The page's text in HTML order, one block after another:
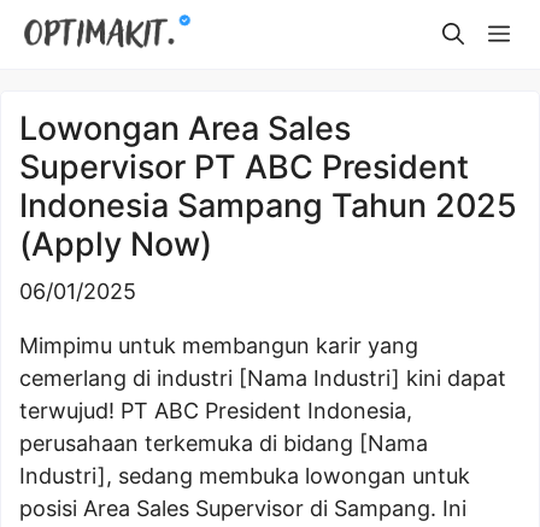
Skip
Lowongan Area Sales
Supervisor PT ABC President
Indonesia Sampang Tahun 2025
(Apply Now)
06/01/2025
Mimpimu untuk membangun karir yang
cemerlang di industri [Nama Industri] kini dapat
terwujud! PT ABC President Indonesia,
perusahaan terkemuka di bidang [Nama
Industri], sedang membuka lowongan untuk
posisi Area Sales Supervisor di Sampang. Ini